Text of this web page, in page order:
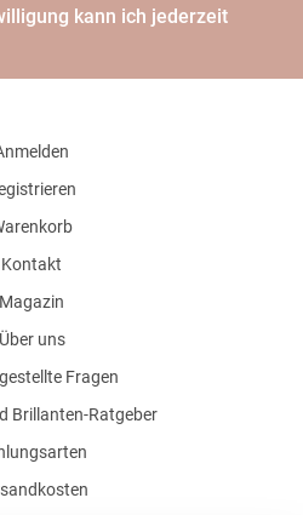
kann ich jederzeit
Kontakt
Magazin
Über uns
Fragen
Brillanten-Ratgeber